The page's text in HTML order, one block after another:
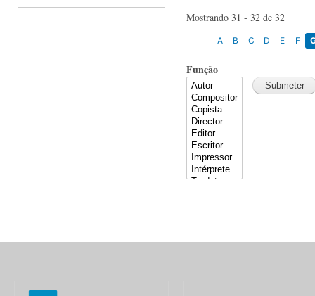
Mostrando 31 - 32 de 32
A B C D E F
Função